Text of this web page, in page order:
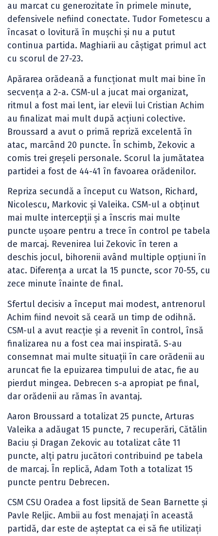
au marcat cu generozitate în primele minute,
defensivele nefiind conectate. Tudor Fometescu a
încasat o lovitură în mușchi și nu a putut
continua partida. Maghiarii au câștigat primul act
cu scorul de 27-23.
Apărarea orădeană a funcționat mult mai bine în
secvența a 2-a. CSM-ul a jucat mai organizat,
ritmul a fost mai lent, iar elevii lui Cristian Achim
au finalizat mai mult după acțiuni colective.
Broussard a avut o primă repriză excelentă în
atac, marcând 20 puncte. În schimb, Zekovic a
comis trei greșeli personale. Scorul la jumătatea
partidei a fost de 44-41 în favoarea orădenilor.
Repriza secundă a început cu Watson, Richard,
Nicolescu, Markovic și Valeika. CSM-ul a obținut
mai multe intercepții și a înscris mai multe
puncte ușoare pentru a trece în control pe tabela
de marcaj. Revenirea lui Zekovic în teren a
deschis jocul, bihorenii având multiple opțiuni în
atac. Diferența a urcat la 15 puncte, scor 70-55, cu
zece minute înainte de final.
Sfertul decisiv a început mai modest, antrenorul
Achim fiind nevoit să ceară un timp de odihnă.
CSM-ul a avut reacție și a revenit în control, însă
finalizarea nu a fost cea mai inspirată. S-au
consemnat mai multe situații în care orădenii au
aruncat fie la epuizarea timpului de atac, fie au
pierdut mingea. Debrecen s-a apropiat pe final,
dar orădenii au rămas în avantaj.
Aaron Broussard a totalizat 25 puncte, Arturas
Valeika a adăugat 15 puncte, 7 recuperări, Cătălin
Baciu și Dragan Zekovic au totalizat câte 11
puncte, alți patru jucători contribuind pe tabela
de marcaj. În replică, Adam Toth a totalizat 15
puncte pentru Debrecen.
CSM CSU Oradea a fost lipsită de Sean Barnette și
Pavle Reljic. Ambii au fost menajați în această
partidă, dar este de așteptat ca ei să fie utilizați